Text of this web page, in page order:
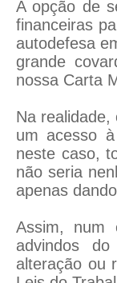
A opção de
financeiras
autodefesa
grande
nossa Carta
Na
um acesso
neste caso,
não seria
apenas
Assim, num
advindos
alteração ou